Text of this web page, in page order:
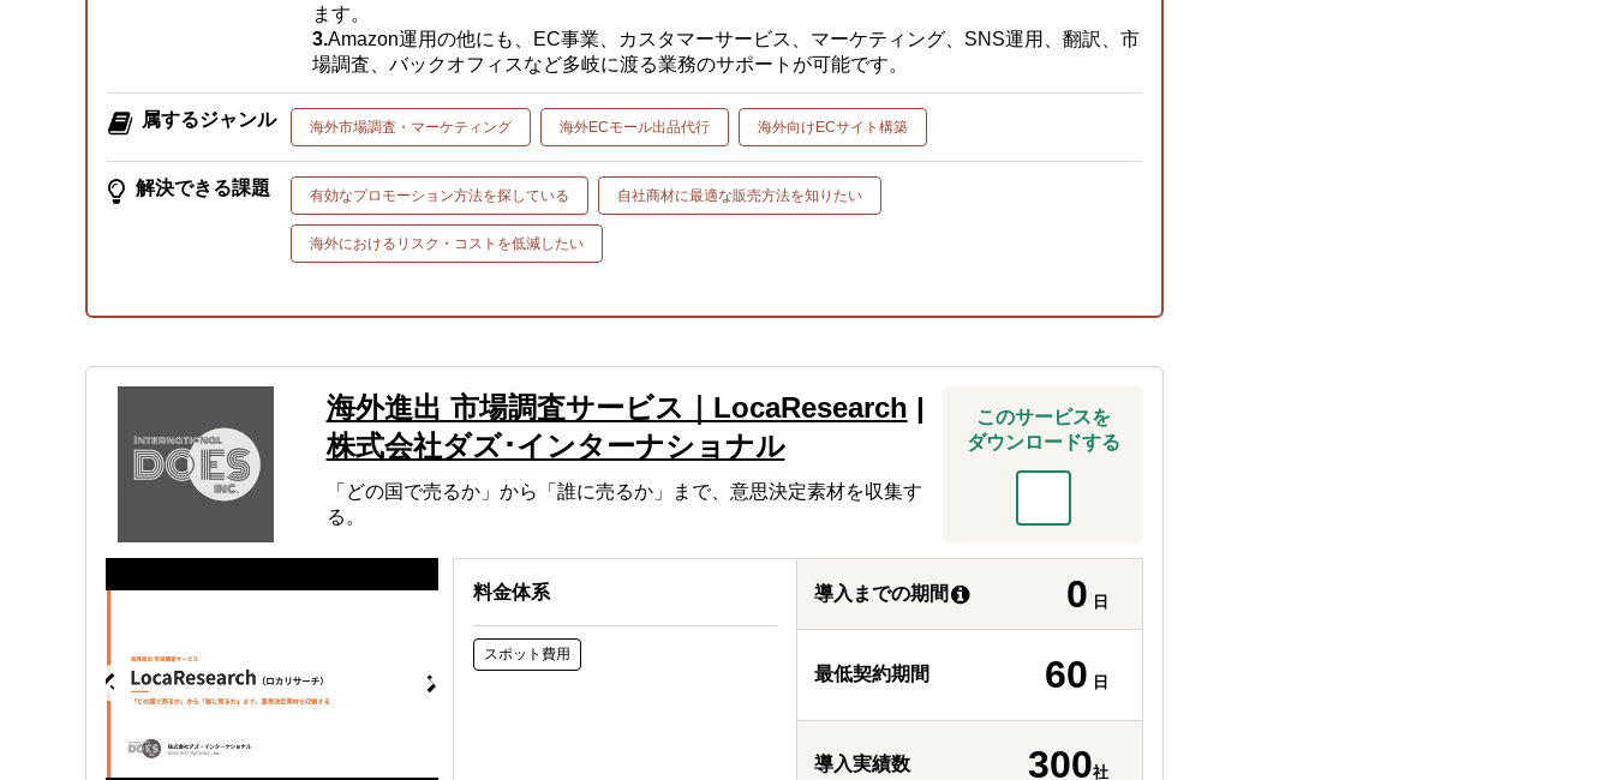
ます。
Amazon運用の他にも、EC事業、カスタマーサービス、マーケティング、SNS運用、翻訳、市
場調査、バックオフィスなど多岐に渡る業務のサポートが可能です。
属するジャンル 海外市場調査・マーケティング 海外ECモール出品代行 海外向けECサイト構築
解決できる課題 有効なプロモーション方法を探している 自社商材に最適な販売方法を知りたい
海外におけるリスク・コストを低減したい
海外進出 市場調査サービス｜LocaResearch |
株式会社ダズ･インターナショナル
「どの国で売るか」から「誰に売るか」まで、意思決定素材を収集す
る。
このサービスを
ダウンロードする
料金体系
スポット費用
導入までの期間 0 日
最低契約期間 60 日
導入実績数 300社